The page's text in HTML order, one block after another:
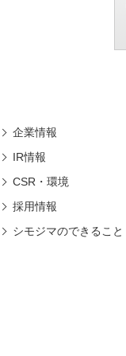
企業情報
IR情報
CSR・環境
採用情報
シモジマのできること